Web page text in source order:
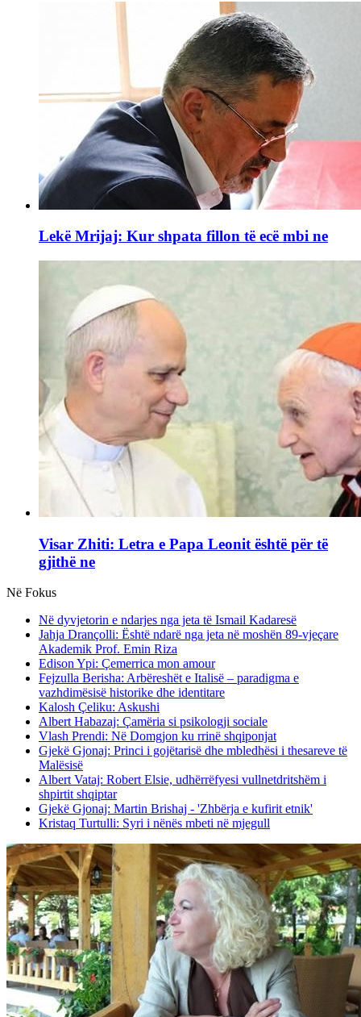
Lekë Mrijaj: Kur shpata fillon të ecë mbi ne
Visar Zhiti: Letra e Papa Leonit është për të
gjithë ne
Në Fokus
Në dyvjetorin e ndarjes nga jeta të Ismail Kadaresë
Jahja Drançolli: Është ndarë nga jeta në moshën 89-vjeçare
Akademik Prof. Emin Riza
Edison Ypi: Çemerrica mon amour
Fejzulla Berisha: Arbëreshët e Italisë – paradigma e
vazhdimësisë historike dhe identitare
Kalosh Çeliku: Askushi
Albert Habazaj: Çamëria si psikologji sociale
Vlash Prendi: Në Domgjon ku rrinë shqiponjat
Gjekë Gjonaj: Princi i gojëtarisë dhe mbledhësi i thesareve të
Malësisë
Albert Vataj: Robert Elsie, udhërrëfyesi vullnetdritshëm i
shpirtit shqiptar
Gjekë Gjonaj: Martin Brishaj - 'Zhbërja e kufirit etnik'
Kristaq Turtulli: Syri i nënës mbeti në mjegull